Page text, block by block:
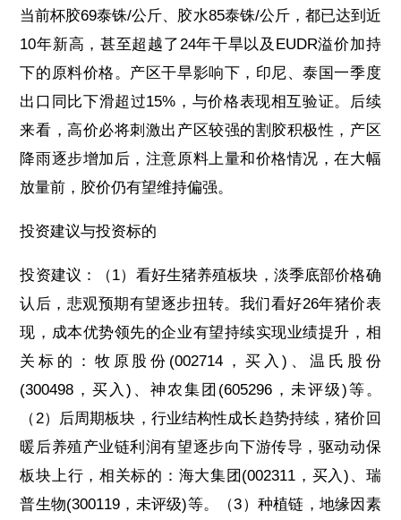
当前杯胶69泰铢/公斤、胶水85泰铢/公斤，都已达到近
10年新高，甚至超越了24年干旱以及EUDR溢价加持
下的原料价格。产区干旱影响下，印尼、泰国一季度
出口同比下滑超过15%，与价格表现相互验证。后续
来看，高价必将刺激出产区较强的割胶积极性，产区
降雨逐步增加后，注意原料上量和价格情况，在大幅
放量前，胶价仍有望维持偏强。
投资建议与投资标的
投资建议：（1）看好生猪养殖板块，淡季底部价格确
认后，悲观预期有望逐步扭转。我们看好26年猪价表
现，成本优势领先的企业有望持续实现业绩提升，相
关标的：牧原股份(002714，买入)、温氏股份
(300498，买入)、神农集团(605296，未评级)等。
（2）后周期板块，行业结构性成长趋势持续，猪价回
暖后养殖产业链利润有望逐步向下游传导，驱动动保
板块上行，相关标的：海大集团(002311，买入)、瑞
普生物(300119，未评级)等。（3）种植链，地缘因素